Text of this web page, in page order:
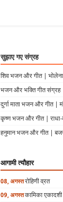
सुझाए गए संग्रह
शिव भजन और गीत |
भजन और भक्ति गीत संग्रह
दुर्गा माता भजन और गीत |
कृष्ण भजन और गीत |
हनुमान भजन और गीत |
आगामी त्यौहार
08, अगस्तरोहिणी व्रत
09, अगस्तकामिका एकादशी